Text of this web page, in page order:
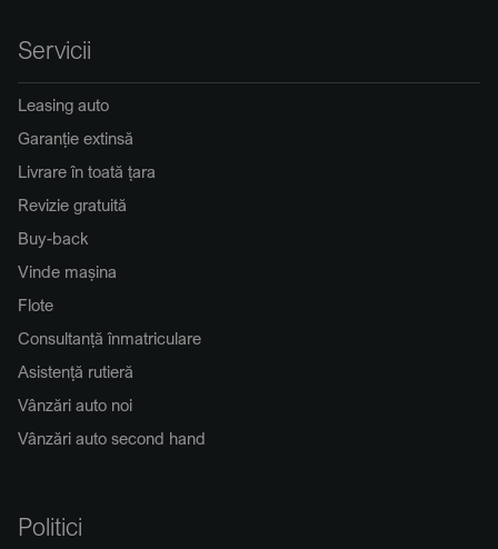
Servicii
Leasing auto
Garanție extinsă
Livrare în toată țara
Revizie gratuită
Buy-back
Vinde mașina
Flote
Consultanță înmatriculare
Asistență rutieră
Vânzări auto noi
Vânzări auto second hand
Politici